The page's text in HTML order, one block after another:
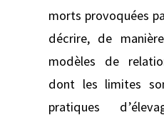
morts provoquées
décrire, de
modèles de
dont les limites
pratiques